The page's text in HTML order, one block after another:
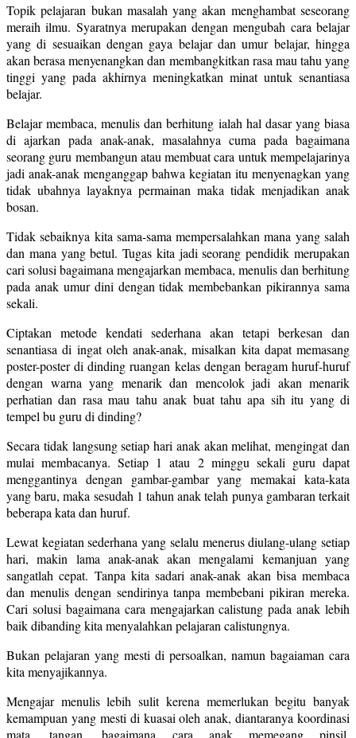
Topik pelajaran bukan masalah yang akan menghambat seseorang
meraih ilmu. Syaratnya merupakan dengan mengubah cara belajar
yang di sesuaikan dengan gaya belajar dan umur belajar, hingga
akan berasa menyenangkan dan membangkitkan rasa mau tahu yang
tinggi yang pada akhirnya meningkatkan minat untuk senantiasa
belajar.
Belajar membaca, menulis dan berhitung ialah hal dasar yang biasa
di ajarkan pada anak-anak, masalahnya cuma pada bagaimana
seorang guru membangun atau membuat cara untuk mempelajarinya
jadi anak-anak menganggap bahwa kegiatan itu menyenagkan yang
tidak ubahnya layaknya permainan maka tidak menjadikan anak
bosan.
Tidak sebaiknya kita sama-sama mempersalahkan mana yang salah
dan mana yang betul. Tugas kita jadi seorang pendidik merupakan
cari solusi bagaimana mengajarkan membaca, menulis dan berhitung
pada anak umur dini dengan tidak membebankan pikirannya sama
sekali.
Ciptakan metode kendati sederhana akan tetapi berkesan dan
senantiasa di ingat oleh anak-anak, misalkan kita dapat memasang
poster-poster di dinding ruangan kelas dengan beragam huruf-huruf
dengan warna yang menarik dan mencolok jadi akan menarik
perhatian dan rasa mau tahu anak buat tahu apa sih itu yang di
tempel bu guru di dinding?
Secara tidak langsung setiap hari anak akan melihat, mengingat dan
mulai membacanya. Setiap 1 atau 2 minggu sekali guru dapat
menggantinya dengan gambar-gambar yang memakai kata-kata
yang baru, maka sesudah 1 tahun anak telah punya gambaran terkait
beberapa kata dan huruf.
Lewat kegiatan sederhana yang selalu menerus diulang-ulang setiap
hari, makin lama anak-anak akan mengalami kemanjuan yang
sangatlah cepat. Tanpa kita sadari anak-anak akan bisa membaca
dan menulis dengan sendirinya tanpa membebani pikiran mereka.
Cari solusi bagaimana cara mengajarkan calistung pada anak lebih
baik dibanding kita menyalahkan pelajaran calistungnya.
Bukan pelajaran yang mesti di persoalkan, namun bagaiaman cara
kita menyajikannya.
Mengajar menulis lebih sulit kerena memerlukan begitu banyak
kemampuan yang mesti di kuasai oleh anak, diantaranya koordinasi
mata, tangan, bagaimana cara anak memegang pinsil,